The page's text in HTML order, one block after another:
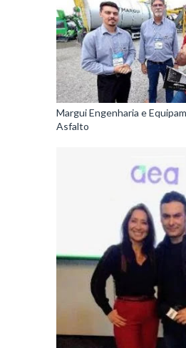
Margui Engenharia e
Asfalto